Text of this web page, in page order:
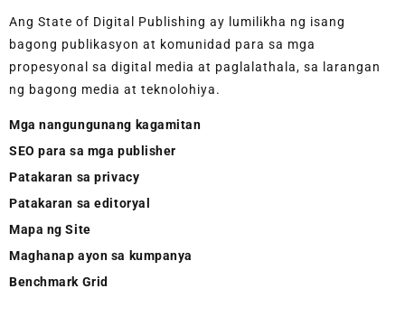
Ang State of Digital Publishing ay lumilikha ng isang
bagong publikasyon at komunidad para sa mga
propesyonal sa digital media at paglalathala, sa larangan
ng bagong media at teknolohiya.
Mga nangungunang kagamitan
SEO para sa mga publisher
Patakaran sa privacy
Patakaran sa editoryal
Mapa ng Site
Maghanap ayon sa kumpanya
Benchmark Grid